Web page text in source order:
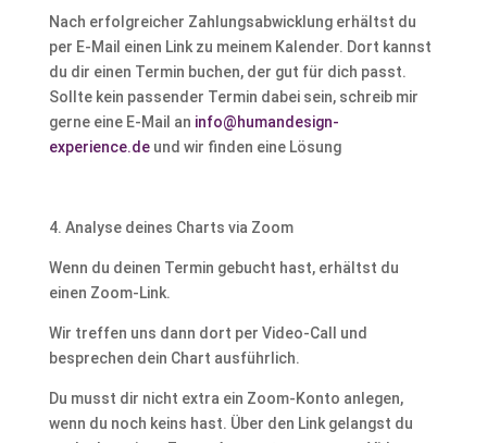
Nach erfolgreicher Zahlungsabwicklung erhältst du
per E-Mail einen Link zu meinem Kalender. Dort kannst
du dir einen Termin buchen, der gut für dich passt.
Sollte kein passender Termin dabei sein, schreib mir
gerne eine E-Mail an info@humandesign-
experience.deund wir finden eine Lösung
4. Analyse deines Charts via Zoom
Wenn du deinen Termin gebucht hast, erhältst du
einen Zoom-Link.
Wir treffen uns dann dort per Video-Call und
besprechen dein Chart ausführlich.
Du musst dir nicht extra ein Zoom-Konto anlegen,
wenn du noch keins hast. Über den Link gelangst du